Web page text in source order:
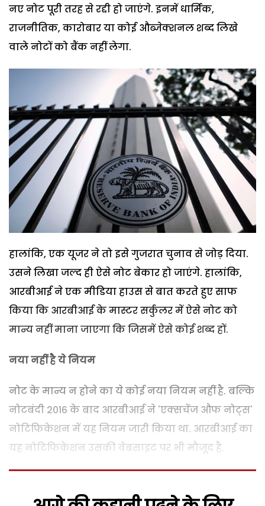
नए नोट पूरी तरह से रद्दी हो जाएंगे. इनमें धार्मिक,
राजनीतिक, कारोबार या कोई औब्जेक्शनल शब्द लिखे
वाले नोटों को बैंक नहीं लेगा.
हालांकि, एक यूजर ने तो इसे गुजरात चुनाव से जोड़ दिया.
उसने लिखा जल्द ही ऐसे नोट बेकार हो जाएंगे. हालांकि,
आरबीआई ने एक मीडिया हाउस से बात करते हुए साफ
किया कि आरबीआई के मास्टर सर्कुलर में ऐसे नोट को
मान्य नहीं माना जाएगा कि जिसमें ऐसे कोई शब्द हों.
नया नहीं है ये नियम
नोट के मान्य न होने का ये कोई नया नियम नहीं है. बल्कि
नोटबंदी 2016 के बाद आरबीआई ने 'एक्सचेंज औफ नोट्स'
नोटिफिकेशन में यह नियम जारी किया था. आरबीआई का
यह नोटिफिकेशन उसकी वेबसाइट पर भी मौजूद है.